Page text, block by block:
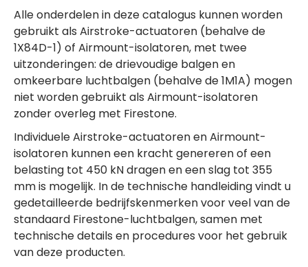
Alle onderdelen in deze catalogus kunnen worden
gebruikt als Airstroke-actuatoren (behalve de
1X84D-1) of Airmount-isolatoren, met twee
uitzonderingen: de drievoudige balgen en
omkeerbare luchtbalgen (behalve de 1M1A) mogen
niet worden gebruikt als Airmount-isolatoren
zonder overleg met Firestone.
Individuele Airstroke-actuatoren en Airmount-
isolatoren kunnen een kracht genereren of een
belasting tot 450 kN dragen en een slag tot 355
mm is mogelijk. In de technische handleiding vindt u
gedetailleerde bedrijfskenmerken voor veel van de
standaard Firestone-luchtbalgen, samen met
technische details en procedures voor het gebruik
van deze producten.